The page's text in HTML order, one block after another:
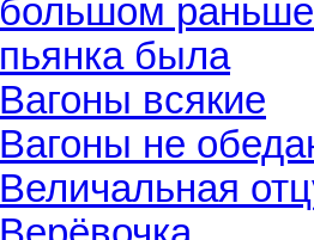
большом раньше
пьянка была
Вагоны всякие
Вагоны не
Величальная